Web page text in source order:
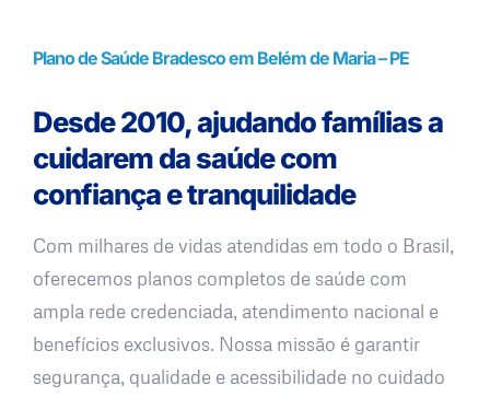
Plano de Saúde Bradesco em Belém de Maria – PE
Desde 2010, ajudando famílias a
cuidarem da saúde com
confiança e tranquilidade
Com milhares de vidas atendidas em todo o Brasil,
oferecemos planos completos de saúde com
ampla rede credenciada, atendimento nacional e
benefícios exclusivos. Nossa missão é garantir
segurança, qualidade e acessibilidade no cuidado